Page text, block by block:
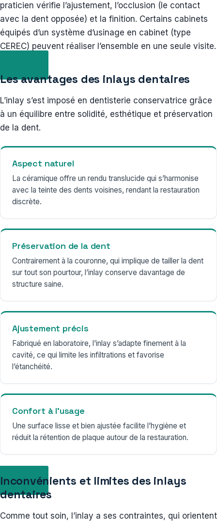
praticien vérifie l’ajustement, l’occlusion (le contact
avec la dent opposée) et la finition. Certains cabinets
équipés d’un système d’usinage en cabinet (type
CEREC) peuvent réaliser l’ensemble en une seule visite.
Les avantages des inlays dentaires
L’inlay s’est imposé en dentisterie conservatrice grâce
à un équilibre entre solidité, esthétique et préservation
de la dent.
Aspect naturel
La céramique offre un rendu translucide qui s’harmonise
avec la teinte des dents voisines, rendant la restauration
discrète.
Préservation de la dent
Contrairement à la couronne, qui implique de tailler la dent
sur tout son pourtour, l’inlay conserve davantage de
structure saine.
Ajustement précis
Fabriqué en laboratoire, l’inlay s’adapte finement à la
cavité, ce qui limite les infiltrations et favorise
l’étanchéité.
Confort à l’usage
Une surface lisse et bien ajustée facilite l’hygiène et
réduit la rétention de plaque autour de la restauration.
Inconvénients et limites des inlays
dentaires
Comme tout soin, l’inlay a ses contraintes, qui orientent